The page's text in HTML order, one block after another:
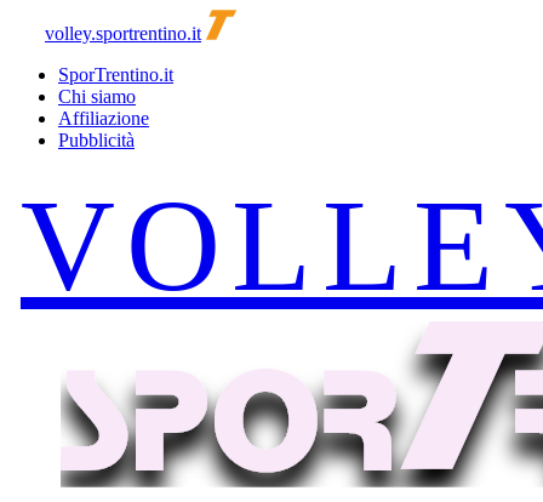
volley.sportrentino.it
SporTrentino.it
Chi siamo
Affiliazione
Pubblicità